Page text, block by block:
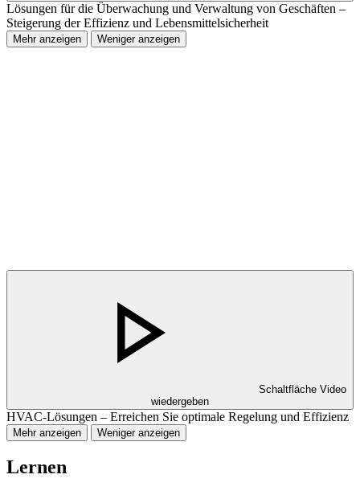
Lösungen für die Überwachung und Verwaltung von Geschäften –
Steigerung der Effizienz und Lebensmittelsicherheit
Mehr anzeigen Weniger anzeigen
Schaltfläche Video
wiedergeben
HVAC-Lösungen – Erreichen Sie optimale Regelung und Effizienz
Mehr anzeigen Weniger anzeigen
Lernen